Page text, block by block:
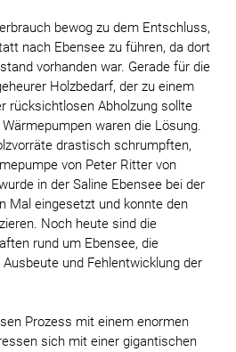
bewog zu dem Entschluss,
nach Ebensee zu führen, da dort
vorhanden war. Gerade für die
Holzbedarf, der zu einem
rücksichtlosen Abholzung sollte
waren die Lösung.
drastisch schrumpften,
von Peter Ritter von
in der Saline Ebensee bei der
Mal eingesetzt und konnte den
Noch heute sind die
rund um Ebensee, die
und Fehlentwicklung der
Prozess mit einem enormen
sich mit einer gigantischen